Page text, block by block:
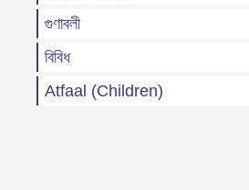
গুণাবলী
বিবিধ
Atfaal (Children)